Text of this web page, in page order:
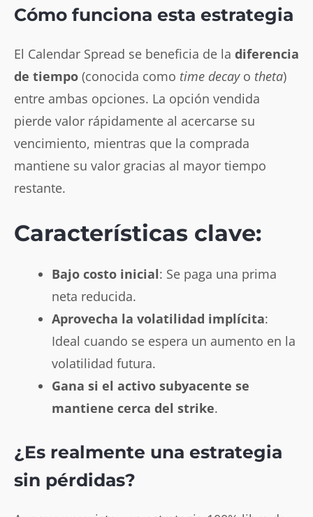
Cómo funciona esta estrategia
El Calendar Spread se beneficia de la diferencia
de tiempo (conocida como time decayo theta)
entre ambas opciones. La opción vendida
pierde valor rápidamente al acercarse su
vencimiento, mientras que la comprada
mantiene su valor gracias al mayor tiempo
restante.
Características clave:
Bajo costo inicial: Se paga una prima
neta reducida.
Aprovecha la volatilidad implícita:
Ideal cuando se espera un aumento en la
volatilidad futura.
Gana si el activo subyacente se
mantiene cerca del strike.
¿Es realmente una estrategia
sin pérdidas?